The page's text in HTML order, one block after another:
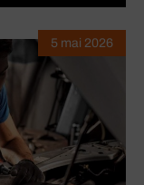
5 mai 2026